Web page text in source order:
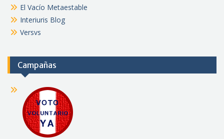
El Vacío Metaestable
Interiuris Blog
Versvs
Campañas